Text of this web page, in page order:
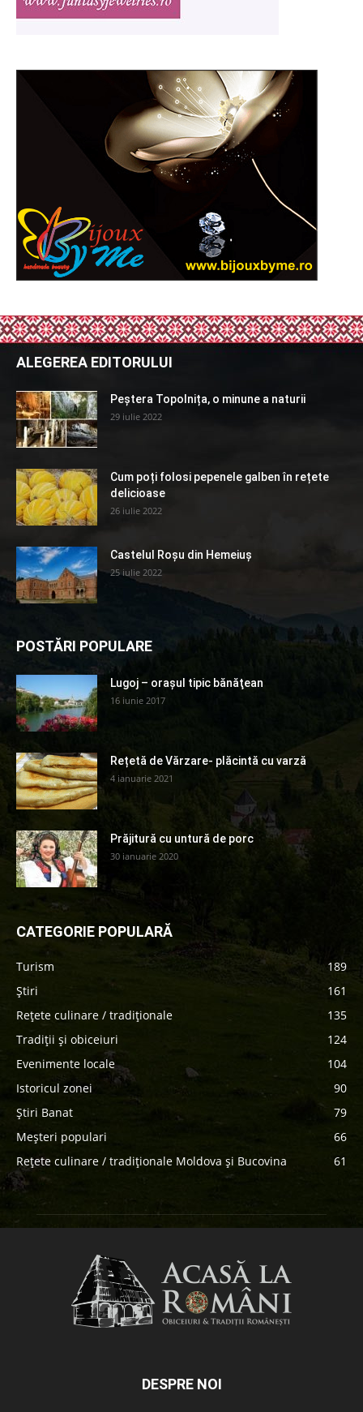
ALEGEREA EDITORULUI
Peștera Topolnița, o minune a naturii
29 iulie 2022
Cum poți folosi pepenele galben în rețete
delicioase
26 iulie 2022
Castelul Roșu din Hemeiuș
25 iulie 2022
POSTĂRI POPULARE
Lugoj – orașul tipic bănăţean
16 iunie 2017
Rețetă de Vărzare- plăcintă cu varză
4 ianuarie 2021
Prăjitură cu untură de porc
30 ianuarie 2020
CATEGORIE POPULARĂ
Turism
189
Știri
161
Rețete culinare / tradiționale
135
Tradiții și obiceiuri
124
Evenimente locale
104
Istoricul zonei
90
Știri Banat
79
Meșteri populari
66
Rețete culinare / tradiționale Moldova și Bucovina
61
DESPRE NOI